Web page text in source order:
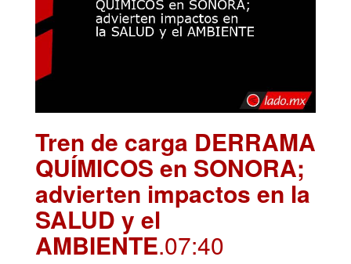
Tren de carga DERRAMA
QUÍMICOS en SONORA;
advierten impactos en la
SALUD y el
AMBIENTE.07:40